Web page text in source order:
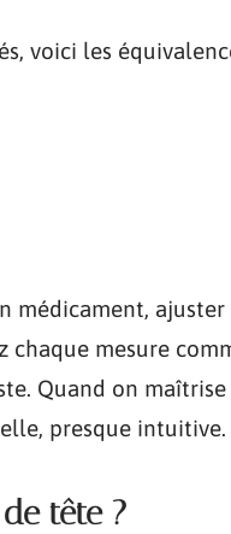
voici les
médicament, ajuster
chaque mesure
Quand on
presque intuitive.
tête ?